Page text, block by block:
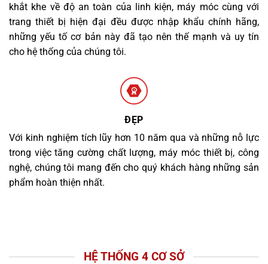
khắt khe về độ an toàn của linh kiện, máy móc cùng với
trang thiết bị hiện đại đều được nhập khẩu chính hãng,
những yếu tố cơ bản này đã tạo nên thế mạnh và uy tín
cho hệ thống của chúng tôi.
ĐẸP
Với kinh nghiệm tích lũy hơn 10 năm qua và những nỗ lực
trong việc tăng cường chất lượng, máy móc thiết bị, công
nghệ, chúng tôi mang đến cho quý khách hàng những sản
phẩm hoàn thiện nhất.
HỆ THỐNG 4 CƠ SỞ